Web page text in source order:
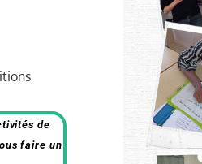
de
faire un